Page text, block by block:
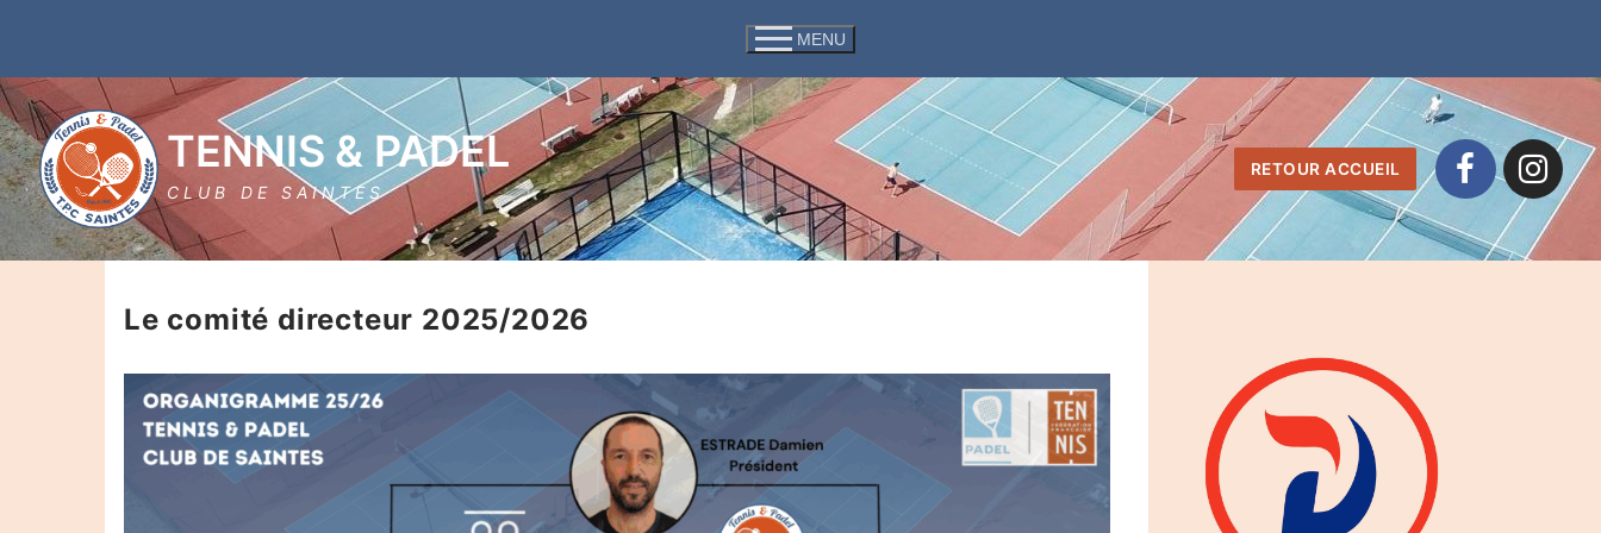
MENU
TENNIS & PADEL
CLUB DE SAINTES
RETOUR ACCUEIL
Rechercher
Le comité directeur 2025/2026